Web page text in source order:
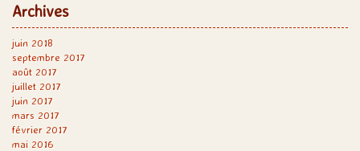
Archives
juin 2018
septembre 2017
août 2017
juillet 2017
juin 2017
mars 2017
février 2017
mai 2016